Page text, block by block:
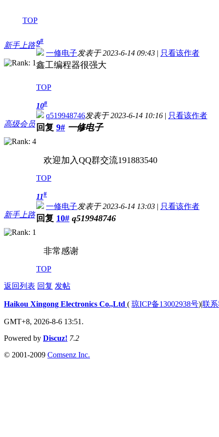
TOP
新手上路9#
一修电子发表于 2023-6-14 09:43 | 只看该作者
鑫工编程器很强大
TOP
高级会员
10#
q519948746发表于 2023-6-14 10:16 | 只看该作者
回复 9# 一修电子
欢迎加入QQ群交流191883540
TOP
新手上路
11#
一修电子发表于 2023-6-14 13:03 | 只看该作者
回复 10# q519948746
非常感谢
TOP
返回列表 回复 发帖
Haikou Xingong Electronics Co.,Ltd ( 琼ICP备13002938号)|联
GMT+8, 2026-8-6 13:51.
Powered by Discuz! 7.2
© 2001-2009 Comsenz Inc.